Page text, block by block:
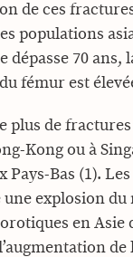
de ces
populations
dépasse 70 ans,
fémur est
plus de fractures
Kong ou à
Pays-Bas (1).
explosion du
en Asie
de